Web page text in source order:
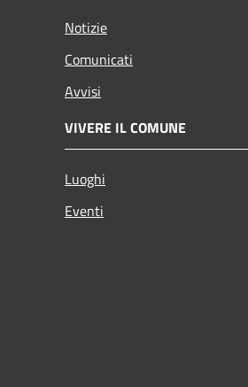
Notizie
Comunicati
Avvisi
VIVERE IL COMUNE
Luoghi
Eventi